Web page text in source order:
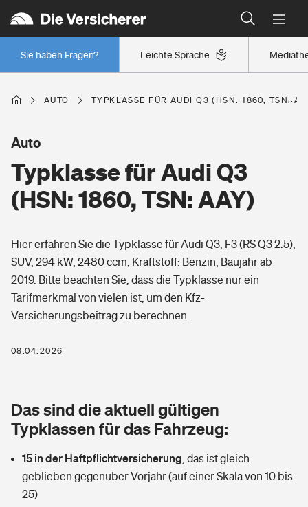
Leichte Sprache
Sie haben Fragen?
Wer versichert was: Jetzt Versicherer finden
Regionalklassen: So ist Ihre Region eingestuft
Wer versichert was: Jetzt Versicherer finden
Berufsunfähigkeitsversicherung
Erwerbsunfähigkeitsversicherung
Grundfähigkeitsversicherung
Arbeitsrechtsschutz
Berufshaftpflichtversicherung
Zur Übersicht
Tools
Wer versichert was: Jetzt Versicherer finden
Wohnen
Glasversicherung
Mietkautionsversicherung
Freizeit
Pri­vate Haft­pflicht­
Kinderunfall­ver­si­che­rung
Kinderinvalidität
Gesundheit
Private Krankenversicherung
Dread-Disease-Versicherung
Tierkrankenversicherung
Zur Übersicht
AUTO TYPKLASSE FÜR AUDI Q3 (HSN: 1860, TSN:
Typklasse für Audi Q3
(HSN: 1860, TSN: AAY)
Auto
Hier erfahren Sie die Typklasse für Audi Q3, F3 (RS Q3 2.5),
SUV, 294 kW, 2480 ccm, Kraftstoff: Benzin, Baujahr ab
2019. Bitte beachten Sie, dass die Typklasse nur ein
Tarifmerkmal von vielen ist, um den Kfz-
Versicherungsbeitrag zu berechnen.
08.04.2026
Das sind die aktuell gültigen
Typklassen für das Fahrzeug:
15 in der Haftpflichtversicherung das ist gleich
geblieben gegenüber Vorjahr (auf einer Skala von 10 bis
25)